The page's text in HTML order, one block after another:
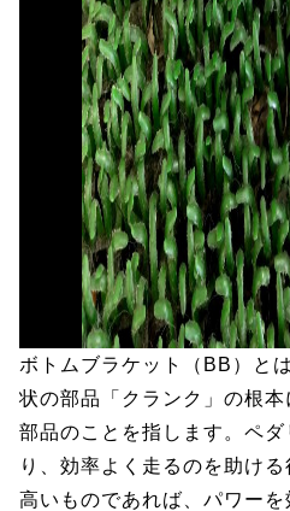
ボトムブラケット（BB）と
状の部品「クランク」の根
部品のことを指します。ペ
り、効率よく走るのを助け
高いものであれば、パワーを